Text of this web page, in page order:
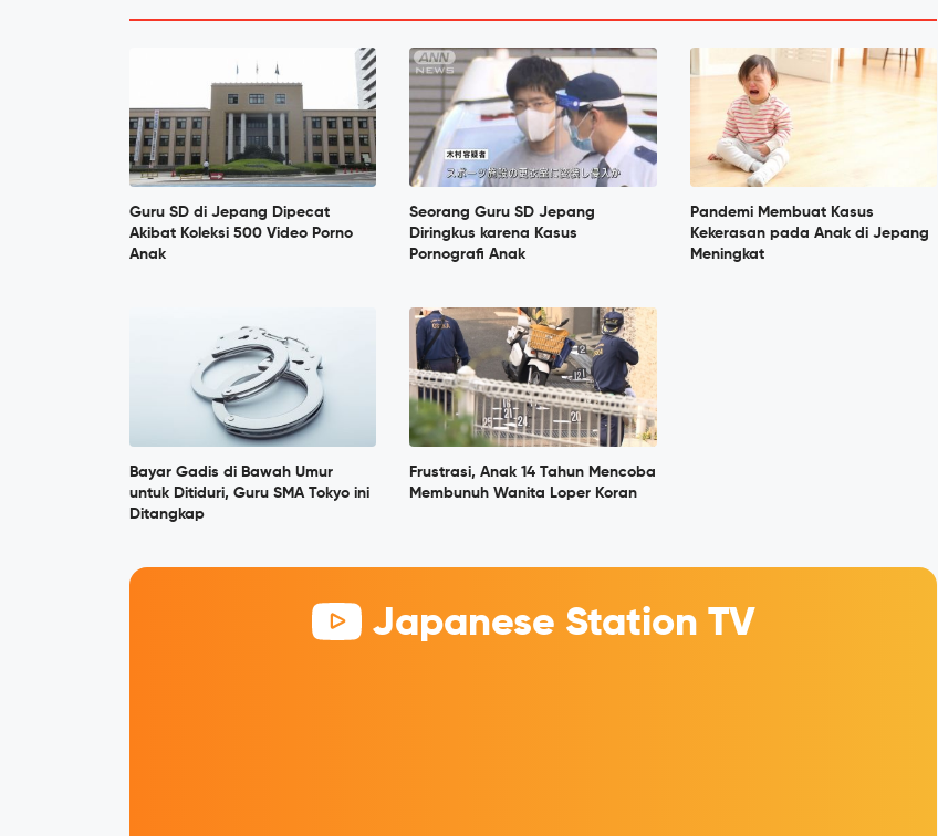
Guru SD di Jepang Dipecat
Akibat Koleksi 500 Video Porno
Anak
Seorang Guru SD Jepang
Diringkus karena Kasus
Pornografi Anak
Pandemi Membuat Kasus
Kekerasan pada Anak di Jepang
Meningkat
Bayar Gadis di Bawah Umur
untuk Ditiduri, Guru SMA Tokyo ini
Ditangkap
Frustrasi, Anak 14 Tahun Mencoba
Membunuh Wanita Loper Koran
Japanese Station TV